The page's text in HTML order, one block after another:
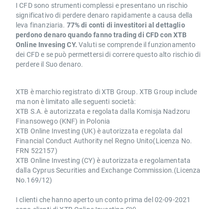
I CFD sono strumenti complessi e presentano un rischio
significativo di perdere denaro rapidamente a causa della
leva finanziaria. 77% di conti di investitori al dettaglio
perdono denaro quando fanno trading di CFD con XTB
Online Invesing CY. Valuti se comprende il funzionamento
dei CFD e se può permettersi di correre questo alto rischio di
perdere il Suo denaro.
XTB è marchio registrato di XTB Group. XTB Group include
ma non è limitato alle seguenti società:
XTB S.A. è autorizzata e regolata dalla Komisja Nadzoru
Finansowego (KNF) in Polonia
XTB Online Investing (UK) è autorizzata e regolata dal
Financial Conduct Authority nel Regno Unito(Licenza No.
FRN 522157)
XTB Online Investing (CY) è autorizzata e regolamentata
dalla Cyprus Securities and Exchange Commission.(Licenza
No.169/12)
I clienti che hanno aperto un conto prima del 02-09-2021